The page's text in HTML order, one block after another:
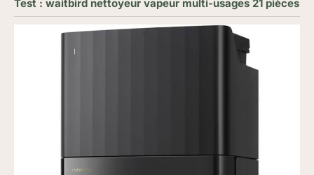
Test : waitbird nettoyeur vapeur multi-usages 21 pièces